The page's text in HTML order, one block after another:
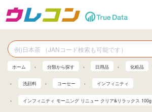
ホーム 分類から探す 日用品 化粧品
洗顔料 コーセー インフィニティ
インフィニティ モーニング リニュー クリア&リラックス 100g